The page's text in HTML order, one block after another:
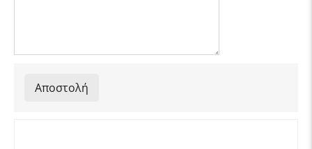
Αποστολή